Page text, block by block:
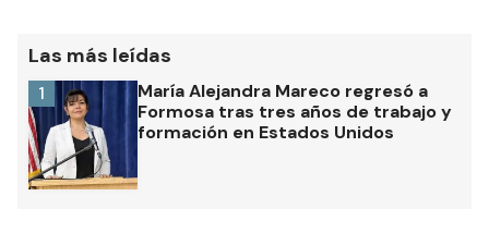
Las más leídas
María Alejandra Mareco regresó a
Formosa tras tres años de trabajo y
formación en Estados Unidos
1